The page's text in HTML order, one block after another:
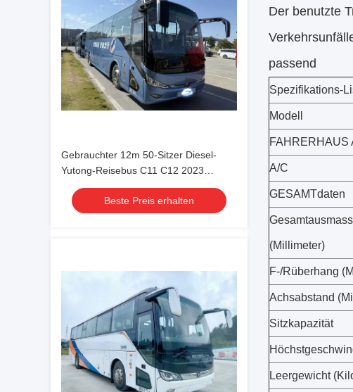
Gebrauchter 12m 50-Sitzer Diesel-
Yutong-Reisebus C11 C12 2023
Weichai-Motor Tour-Fernbusse
Rechtslenker/Linkslenker
Beste Preis erhalten
Der benutzte
passend
Spezifikations-
Modell
FAHRERHAUS
A/C
GESAMTdaten
(Millimeter)
F-/Rüberhang
Achsabstand
Sitzkapazität
Leergewicht